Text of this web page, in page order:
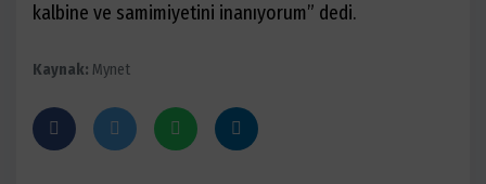
kalbine ve samimiyetini inanıyorum” dedi.
Kaynak: Mynet